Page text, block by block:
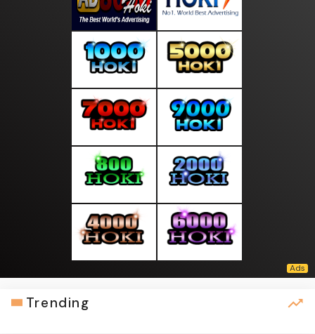
Trending